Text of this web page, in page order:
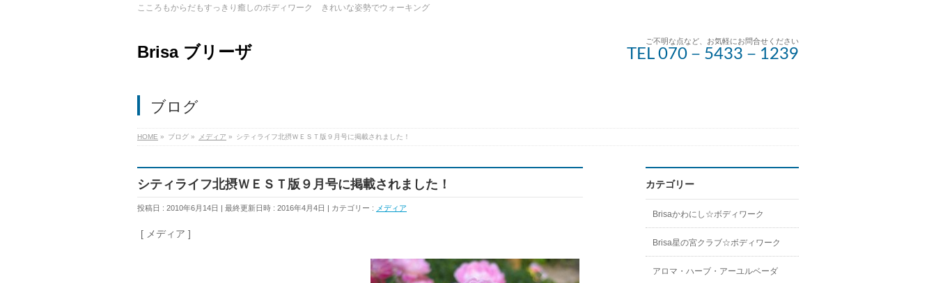
こころもからだもすっきり癒しのボディワーク きれいな姿勢でウォーキング
Brisa ブリーザ
ご不明な点など、お気軽にお問合せください
TEL 070－5433－1239
ブログ
HOME » ブログ » メディア » シティライフ北摂ＷＥＳＴ版９月号に掲載されました！
シティライフ北摂ＷＥＳＴ版９月号に掲載されました！
投稿日 : 2010年6月14日 最終更新日時 : 2016年4月4日 カテゴリー : メディア
[ メディア ]
カテゴリー
Brisaかわにし☆ボディワーク
Brisa星の宮クラブ☆ボディワーク
アロマ・ハーブ・アーユルベーダ